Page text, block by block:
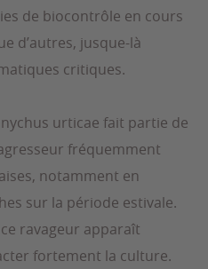
de biocontrôle en cours
d’autres, jusque-là
critiques.
urticae fait partie de
fréquemment
notamment en
sur la période estivale.
ravageur apparaît
fortement la culture.